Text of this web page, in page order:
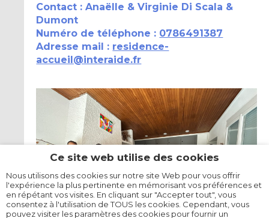
Contact : Anaëlle & Virginie Di Scala &
Dumont
Numéro de téléphone : 0786491387
Adresse mail : residence-
accueil@interaide.fr
Ce site web utilise des cookies
Nous utilisons des cookies sur notre site Web pour vous offrir
l'expérience la plus pertinente en mémorisant vos préférences et
en répétant vos visites. En cliquant sur "Accepter tout", vous
consentez à l'utilisation de TOUS les cookies. Cependant, vous
pouvez visiter les paramètres des cookies pour fournir un